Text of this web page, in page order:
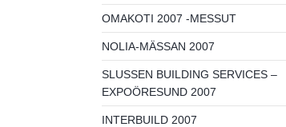
OMAKOTI 2007 -MESSUT
NOLIA-MÄSSAN 2007
SLUSSEN BUILDING SERVICES –
EXPOÖRESUND 2007
INTERBUILD 2007